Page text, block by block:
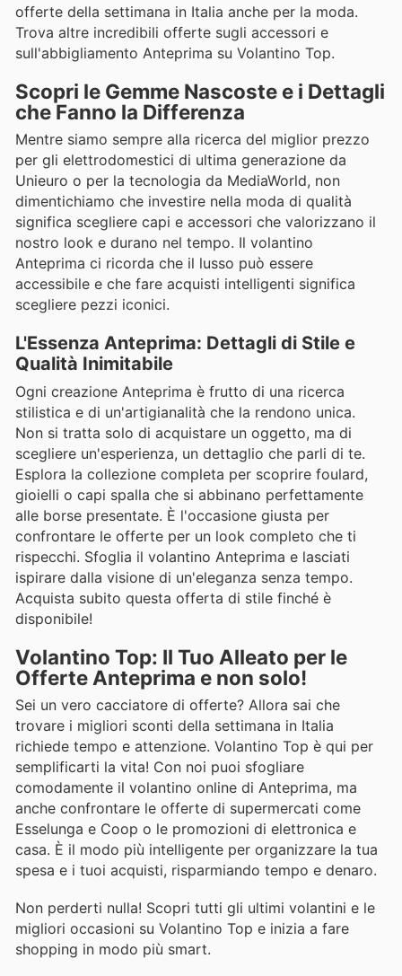
offerte della settimana in Italia anche per la moda.
Trova altre incredibili offerte sugli accessori e
sull'abbigliamento Anteprima su Volantino Top.
Scopri le Gemme Nascoste e i Dettagli
che Fanno la Differenza
Mentre siamo sempre alla ricerca del miglior prezzo
per gli elettrodomestici di ultima generazione da
Unieuro o per la tecnologia da MediaWorld, non
dimentichiamo che investire nella moda di qualità
significa scegliere capi e accessori che valorizzano il
nostro look e durano nel tempo. Il volantino
Anteprima ci ricorda che il lusso può essere
accessibile e che fare acquisti intelligenti significa
scegliere pezzi iconici.
L'Essenza Anteprima: Dettagli di Stile e
Qualità Inimitabile
Ogni creazione Anteprima è frutto di una ricerca
stilistica e di un'artigianalità che la rendono unica.
Non si tratta solo di acquistare un oggetto, ma di
scegliere un'esperienza, un dettaglio che parli di te.
Esplora la collezione completa per scoprire foulard,
gioielli o capi spalla che si abbinano perfettamente
alle borse presentate. È l'occasione giusta per
confrontare le offerte per un look completo che ti
rispecchi. Sfoglia il volantino Anteprima e lasciati
ispirare dalla visione di un'eleganza senza tempo.
Acquista subito questa offerta di stile finché è
disponibile!
Volantino Top: Il Tuo Alleato per le
Offerte Anteprima e non solo!
Sei un vero cacciatore di offerte? Allora sai che
trovare i migliori sconti della settimana in Italia
richiede tempo e attenzione. Volantino Top è qui per
semplificarti la vita! Con noi puoi sfogliare
comodamente il volantino online di Anteprima, ma
anche confrontare le offerte di supermercati come
Esselunga e Coop o le promozioni di elettronica e
casa. È il modo più intelligente per organizzare la tua
spesa e i tuoi acquisti, risparmiando tempo e denaro.
Non perderti nulla! Scopri tutti gli ultimi volantini e le
migliori occasioni su Volantino Top e inizia a fare
shopping in modo più smart.